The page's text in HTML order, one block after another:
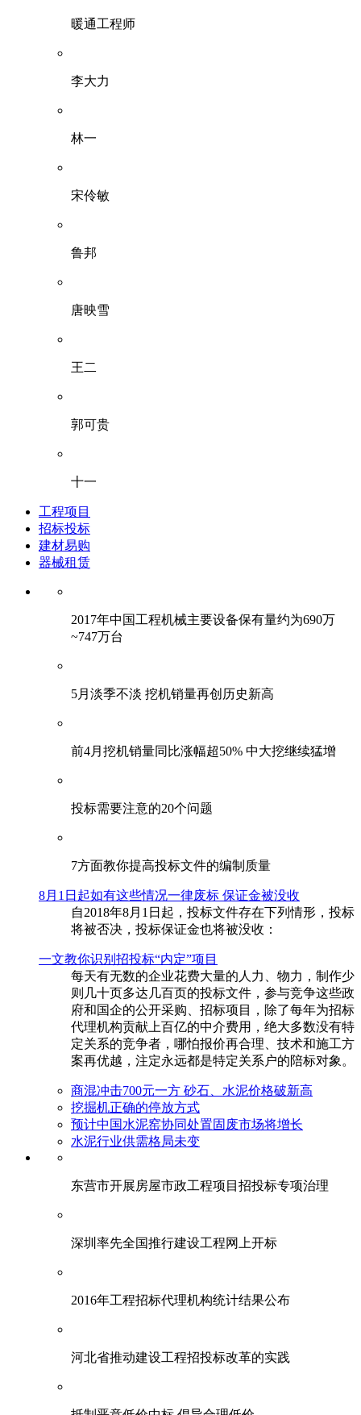
暖通工程师
李大力
林一
宋伶敏
鲁邦
唐映雪
王二
郭可贵
十一
工程项目
招标投标
建材易购
器械租赁
2017年中国工程机械主要设备保有量约为690万
~747万台
5月淡季不淡 挖机销量再创历史新高
前4月挖机销量同比涨幅超50% 中大挖继续猛增
投标需要注意的20个问题
​7方面教你提高投标文件的编制质量
8月1日起如有这些情况一律废标 保证金被没收
自2018年8月1日起，投标文件存在下列情形，投标
将被否决，投标保证金也将被没收：
一文教你识别招投标“内定”项目
每天有无数的企业花费大量的人力、物力，制作少
则几十页多达几百页的投标文件，参与竞争这些政
府和国企的公开采购、招标项目，除了每年为招标
代理机构贡献上百亿的中介费用，绝大多数没有特
定关系的竞争者，哪怕报价再合理、技术和施工方
案再优越，注定永远都是特定关系户的陪标对象。
商混冲击700元一方 砂石、水泥价格破新高
挖掘机正确的停放方式
预计中国水泥窑协同处置固废市场将增长
水泥行业供需格局未变
东营市开展房屋市政工程项目招投标专项治理
深圳率先全国推行建设工程网上开标
2016年工程招标代理机构统计结果公布
河北省推动建设工程招投标改革的实践